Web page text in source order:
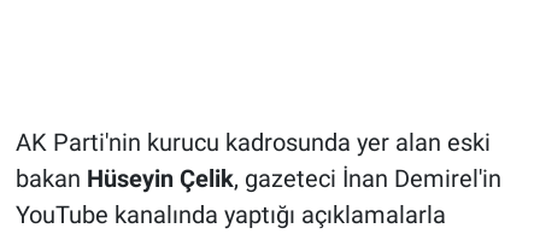
AK Parti'nin kurucu kadrosunda yer alan eski
bakan Hüseyin Çelik, gazeteci İnan Demirel'in
YouTube kanalında yaptığı açıklamalarla